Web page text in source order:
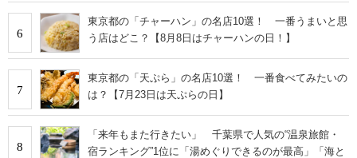
6
東京都の「チャーハン」の名店10選！ 一番うまいと思
う店はどこ？【8月8日はチャーハンの日！】
7
東京都の「天ぷら」の名店10選！ 一番食べてみたいの
は？【7月23日は天ぷらの日】
8
「来年もまた行きたい」 千葉県で人気の“温泉旅館・
宿ランキング”1位に「湯めぐりできるのが最高」「海と